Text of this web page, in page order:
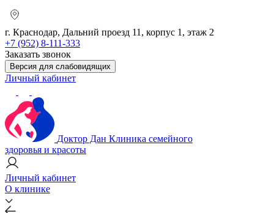
г. Краснодар, Дальний проезд 11, корпус 1, этаж 2
+7 (952) 8-111-333
Заказать звонок
Версия для слабовидящих
Личный кабинет
Доктор Дан Клиника семейного
здоровья и красоты
Личный кабинет
О клинике